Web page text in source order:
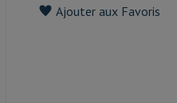
Ajouter aux Favoris